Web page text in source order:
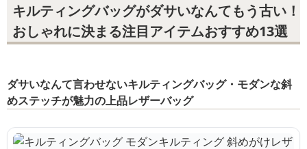
キルティングバッグがダサいなんてもう古い！
おしゃれに決まる注目アイテムおすすめ13選
ダサいなんて言わせないキルティングバッグ・モダンな斜
めステッチが魅力の上品レザーバッグ